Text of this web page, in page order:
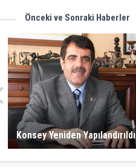
Önceki ve Sonraki Haberler
Konsey Yeniden Yapılandırıldı